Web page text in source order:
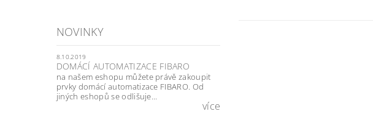
NOVINKY
8.10.2019
DOMÁCÍ AUTOMATIZACE FIBARO
na našem eshopu můžete právě zakoupit
prvky domácí automatizace FIBARO. Od
jiných eshopů se odlišuje...
více